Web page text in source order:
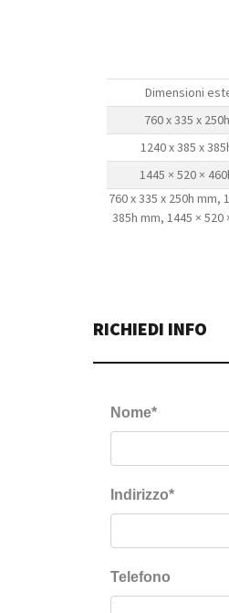
Dimensioni
760 x 335 x
1240 x 385 x
1445 × 520 ×
760 x 335 x 250h mm,
385h mm, 1445 × 520
RICHIEDI INFO